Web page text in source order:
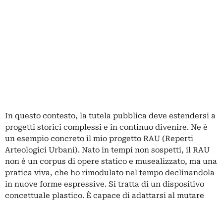
In questo contesto, la tutela pubblica deve estendersi a
progetti storici complessi e in continuo divenire. Ne è
un esempio concreto il mio progetto RAU (Reperti
Arteologici Urbani). Nato in tempi non sospetti, il RAU
non è un corpus di opere statico e musealizzato, ma una
pratica viva, che ho rimodulato nel tempo declinandola
in nuove forme espressive. Si tratta di un dispositivo
concettuale plastico. È capace di adattarsi al mutare